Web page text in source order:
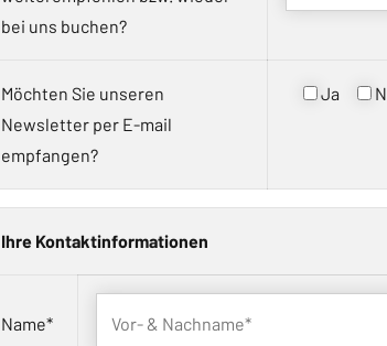
bei uns buchen?
Möchten Sie unseren
Newsletter per E-mail
empfangen?
Ja
Ihre Kontaktinformationen
Name*